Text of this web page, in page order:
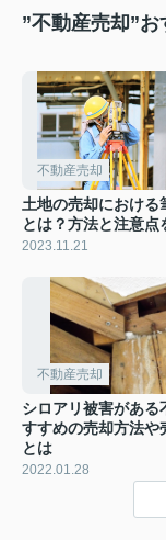
”不動産売却”
不動産売却
土地の売却における
とは？方法と注意点
2023.11.21
不動産売却
シロアリ被害がある
すすめの売却方法や
とは
2022.01.28